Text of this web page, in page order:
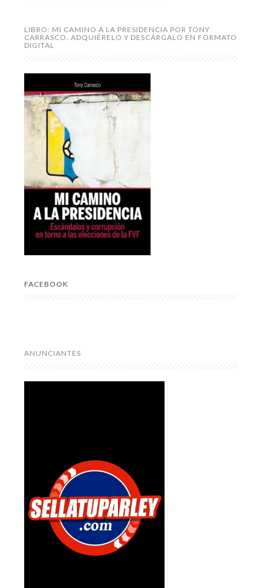
LIBRO: MI CAMINO A LA PRESIDENCIA POR TONY
CARRASCO. ADQUIÉRELO Y DESCÁRGALO EN FORMATO
DIGITAL
FACEBOOK
ANUNCIANTES